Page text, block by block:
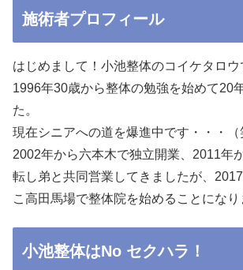
施術者プロフィール
はじめまして！小池整体のコイケタロウ
1996年30歳から整体の勉強を始めて20
た。
現在シニアへの道を爆進中です・・・（
2002年から六本木で独立開業、2011年
転し弟と共同営業してきましたが、
こ高田馬場で整体院を始めることになり
小池整体はNo セクハラ！